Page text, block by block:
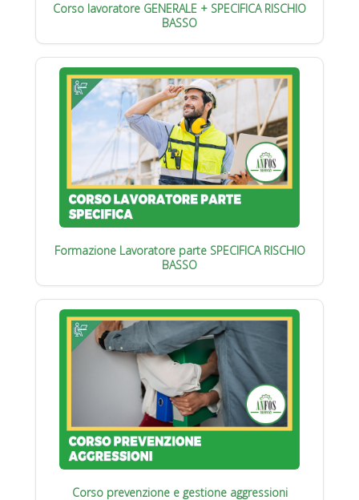
Corso lavoratore GENERALE + SPECIFICA RISCHIO
BASSO
Formazione Lavoratore parte SPECIFICA RISCHIO
BASSO
Corso prevenzione e gestione aggressioni